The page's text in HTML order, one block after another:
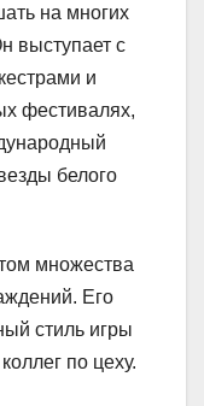
на многих
выступает с
и
фестивалях,
белого
множества
Его
стиль игры
по цеху.